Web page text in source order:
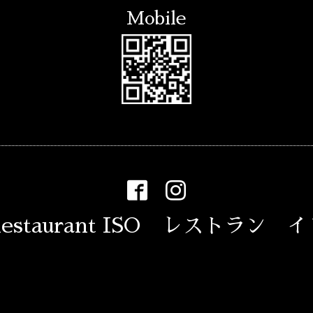
Mobile
ISO レストラン イ